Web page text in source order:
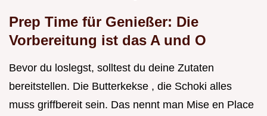
Prep Time für Genießer: Die
Vorbereitung ist das A und O
Bevor du loslegst, solltest du deine Zutaten
bereitstellen. Die Butterkekse , die Schoki alles
muss griffbereit sein. Das nennt man Mise en Place